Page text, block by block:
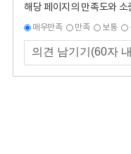
해당 페이지의 만족도와
매우만족 만족 보통